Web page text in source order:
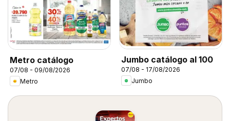
Metro catálogo
07/08 - 09/08/2026
Metro
Jumbo catálogo al 100
07/08 - 17/08/2026
Jumbo